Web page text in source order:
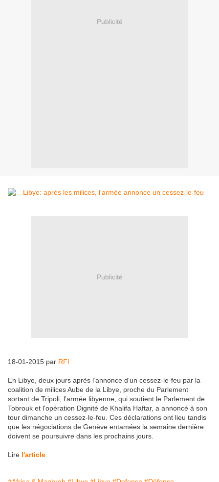
Publicité
Publicité
18-01-2015 par RFI
En Libye, deux jours après l’annonce d’un cessez-le-feu par la
coalition de milices Aube de la Libye, proche du Parlement
sortant de Tripoli, l’armée libyenne, qui soutient le Parlement de
Tobrouk et l'opération Dignité de Khalifa Haftar, a annoncé à son
tour dimanche un cessez-le-feu. Ces déclarations ont lieu tandis
que les négociations de Genève entamées la semaine dernière
doivent se poursuivre dans les prochains jours.
Lire l'article